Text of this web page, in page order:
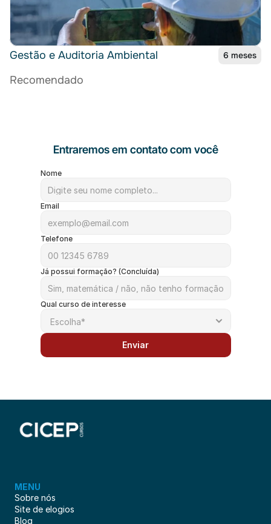
Gestão e Auditoria Ambiental 6 meses
Recomendado
Entraremos em contato com você
Nome
Email
Telefone
Já possui formação? (Concluída)
Qual curso de interesse
Enviar
MENU
Sobre nós
Site de elogios
Blog